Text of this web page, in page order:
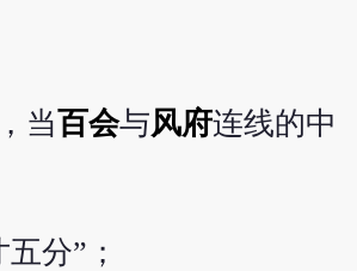
当百会与风府连线的中
分”；